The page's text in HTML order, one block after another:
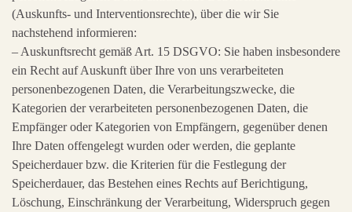
(Auskunfts- und Interventionsrechte), über die wir Sie
nachstehend informieren:
– Auskunftsrecht gemäß Art. 15 DSGVO: Sie haben insbesondere
ein Recht auf Auskunft über Ihre von uns verarbeiteten
personenbezogenen Daten, die Verarbeitungszwecke, die
Kategorien der verarbeiteten personenbezogenen Daten, die
Empfänger oder Kategorien von Empfängern, gegenüber denen
Ihre Daten offengelegt wurden oder werden, die geplante
Speicherdauer bzw. die Kriterien für die Festlegung der
Speicherdauer, das Bestehen eines Rechts auf Berichtigung,
Löschung, Einschränkung der Verarbeitung, Widerspruch gegen